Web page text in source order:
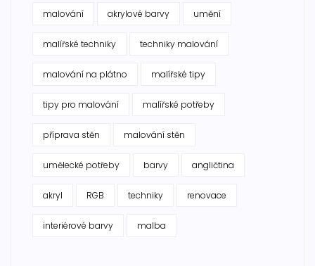
malování akrylové barvy umění
malířské techniky techniky malování
malování na plátno malířské tipy
tipy pro malování malířské potřeby
příprava stěn malování stěn
umělecké potřeby barvy angličtina
akryl RGB techniky renovace
interiérové barvy malba